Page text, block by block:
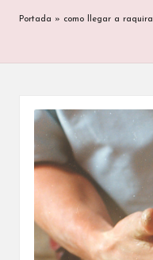
Portada » como llegar a raquira